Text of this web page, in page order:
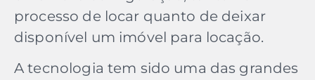
processo de locar quanto de deixar
disponível um imóvel para locação.
A tecnologia tem sido uma das grandes